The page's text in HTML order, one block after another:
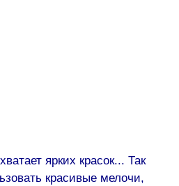
ярких красок... Так
красивые мелочи,